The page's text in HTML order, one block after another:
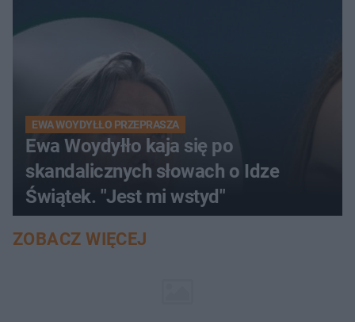
EWA WOYDYŁŁO PRZEPRASZA
Ewa Woydyłło kaja się po
skandalicznych słowach o Idze
Świątek. "Jest mi wstyd"
ZOBACZ WIĘCEJ